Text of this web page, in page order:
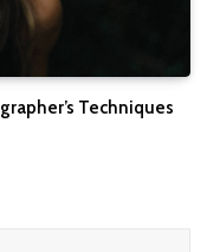
Techniques